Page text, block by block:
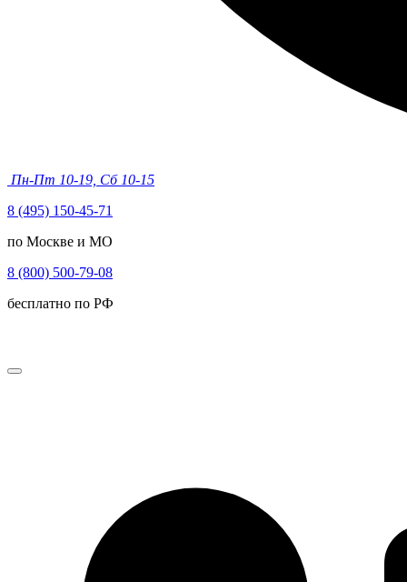
Пн-Пт 10-19, Сб 10-15
8 (495) 150-45-71
по Москве и МО
8 (800) 500-79-08
бесплатно по РФ